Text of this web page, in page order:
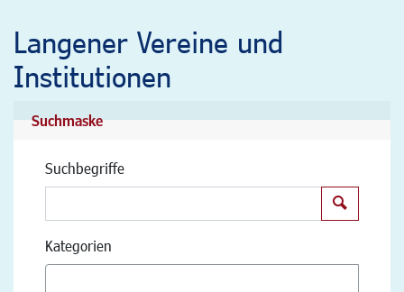
Langener Vereine und
Institutionen
Suchmaske
Suchbegriffe
Kategorien